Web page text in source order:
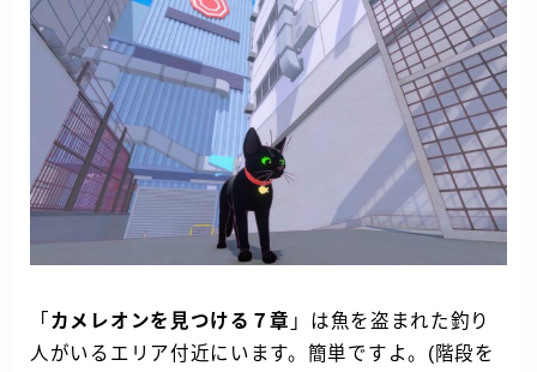
「 カメレオンを見つける７章 」は魚を盗まれた釣り
人がいるエリア付近にいます。簡単ですよ。(階段を